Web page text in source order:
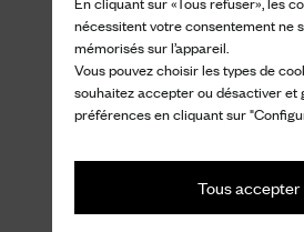
nécessitent votre consentement ne
mémorisés sur l’appareil.
Vous pouvez choisir les types de
souhaitez accepter ou désactiver et
préférences en cliquant sur
Tous accepter